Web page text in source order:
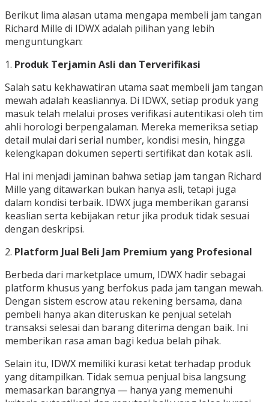
Berikut lima alasan utama mengapa membeli jam tangan
Richard Mille di IDWX adalah pilihan yang lebih
menguntungkan:
1. Produk Terjamin Asli dan Terverifikasi
Salah satu kekhawatiran utama saat membeli jam tangan
mewah adalah keasliannya. Di IDWX, setiap produk yang
masuk telah melalui proses verifikasi autentikasi oleh tim
ahli horologi berpengalaman. Mereka memeriksa setiap
detail mulai dari serial number, kondisi mesin, hingga
kelengkapan dokumen seperti sertifikat dan kotak asli.
Hal ini menjadi jaminan bahwa setiap jam tangan Richard
Mille yang ditawarkan bukan hanya asli, tetapi juga
dalam kondisi terbaik. IDWX juga memberikan garansi
keaslian serta kebijakan retur jika produk tidak sesuai
dengan deskripsi.
2. Platform Jual Beli Jam Premium yang Profesional
Berbeda dari marketplace umum, IDWX hadir sebagai
platform khusus yang berfokus pada jam tangan mewah.
Dengan sistem escrow atau rekening bersama, dana
pembeli hanya akan diteruskan ke penjual setelah
transaksi selesai dan barang diterima dengan baik. Ini
memberikan rasa aman bagi kedua belah pihak.
Selain itu, IDWX memiliki kurasi ketat terhadap produk
yang ditampilkan. Tidak semua penjual bisa langsung
memasarkan barangnya — hanya yang memenuhi